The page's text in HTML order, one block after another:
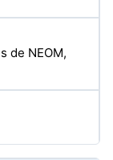
de NEOM,